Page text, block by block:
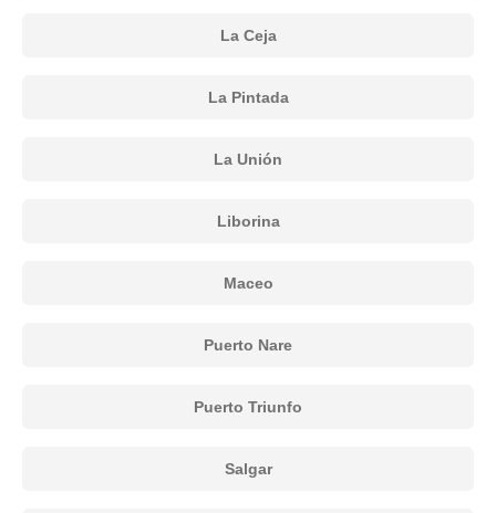
La Ceja
La Pintada
La Unión
Liborina
Maceo
Puerto Nare
Puerto Triunfo
Salgar